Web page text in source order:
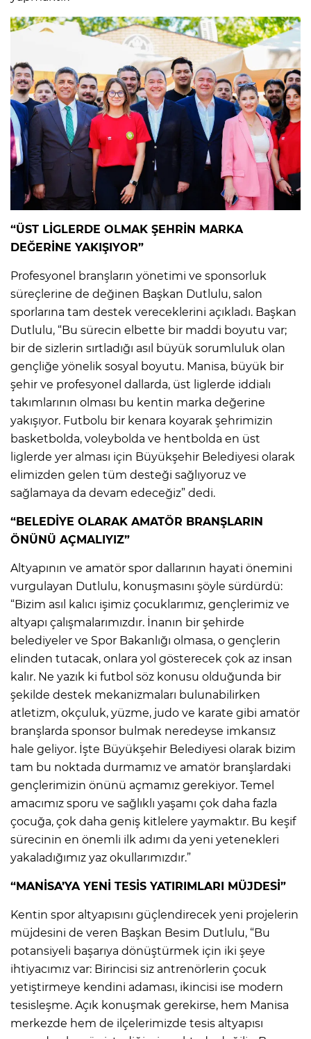
“ÜST LİGLERDE OLMAK ŞEHRİN MARKA
DEĞERİNE YAKIŞIYOR”
Profesyonel branşların yönetimi ve sponsorluk
süreçlerine de değinen Başkan Dutlulu, salon
sporlarına tam destek vereceklerini açıkladı. Başkan
Dutlulu, “Bu sürecin elbette bir maddi boyutu var;
bir de sizlerin sırtladığı asıl büyük sorumluluk olan
gençliğe yönelik sosyal boyutu. Manisa, büyük bir
şehir ve profesyonel dallarda, üst liglerde iddialı
takımlarının olması bu kentin marka değerine
yakışıyor. Futbolu bir kenara koyarak şehrimizin
basketbolda, voleybolda ve hentbolda en üst
liglerde yer alması için Büyükşehir Belediyesi olarak
elimizden gelen tüm desteği sağlıyoruz ve
sağlamaya da devam edeceğiz” dedi.
“BELEDİYE OLARAK AMATÖR BRANŞLARIN
ÖNÜNÜ AÇMALIYIZ”
Altyapının ve amatör spor dallarının hayati önemini
vurgulayan Dutlulu, konuşmasını şöyle sürdürdü:
“Bizim asıl kalıcı işimiz çocuklarımız, gençlerimiz ve
altyapı çalışmalarımızdır. İnanın bir şehirde
belediyeler ve Spor Bakanlığı olmasa, o gençlerin
elinden tutacak, onlara yol gösterecek çok az insan
kalır. Ne yazık ki futbol söz konusu olduğunda bir
şekilde destek mekanizmaları bulunabilirken
atletizm, okçuluk, yüzme, judo ve karate gibi amatör
branşlarda sponsor bulmak neredeyse imkansız
hale geliyor. İşte Büyükşehir Belediyesi olarak bizim
tam bu noktada durmamız ve amatör branşlardaki
gençlerimizin önünü açmamız gerekiyor. Temel
amacımız sporu ve sağlıklı yaşamı çok daha fazla
çocuğa, çok daha geniş kitlelere yaymaktır. Bu keşif
sürecinin en önemli ilk adımı da yeni yetenekleri
yakaladığımız yaz okullarımızdır.”
“MANİSA’YA YENİ TESİS YATIRIMLARI MÜJDESİ”
Kentin spor altyapısını güçlendirecek yeni projelerin
müjdesini de veren Başkan Besim Dutlulu, “Bu
potansiyeli başarıya dönüştürmek için iki şeye
ihtiyacımız var: Birincisi siz antrenörlerin çocuk
yetiştirmeye kendini adaması, ikincisi ise modern
tesisleşme. Açık konuşmak gerekirse, hem Manisa
merkezde hem de ilçelerimizde tesis altyapısı